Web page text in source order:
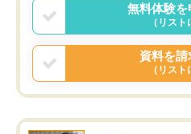
無料体験
（リスト
資料を請
（リスト